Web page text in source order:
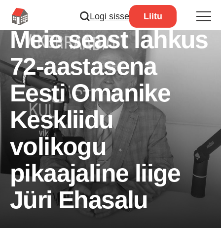
Logi sisse Liitu
18. August 2025
Meie seast lahkus
72-aastasena
Eesti Omanike
Keskliidu
volikogu
pikaajaline liige
Jüri Ehasalu